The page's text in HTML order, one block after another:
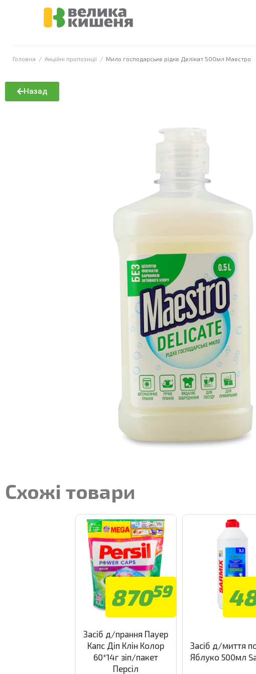
Головна / Акційні пропозиції / Мило господарське рідке Делікат 500мл Маестро
Назад
Схожі товари
87059
Засіб д/прання Пауер
Капс Діп Клін Колор
60*14г зіп/пакет
Персіл
Засіб д/миття
Яблуко 500мл